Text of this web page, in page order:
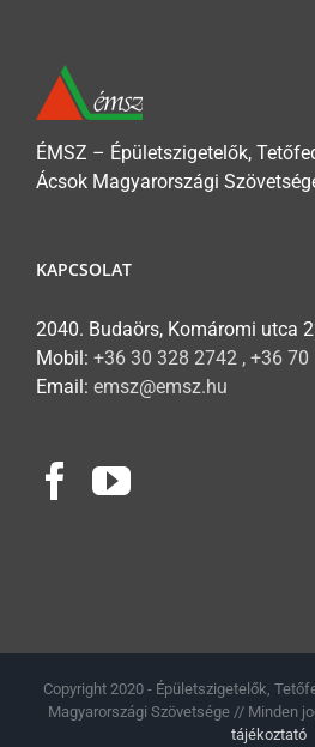
ÉMSZ – Épületszigetelők,
Ácsok Magyarországi
KAPCSOLAT
2040. Budaörs, Komáromi utca
Mobil: +36 30 328 2742 , +36 70
Email: emsz@emsz.hu
Copyright 2020 - Épületszigetelők,
Magyarországi Szövetsége // Minden
tájékoztató